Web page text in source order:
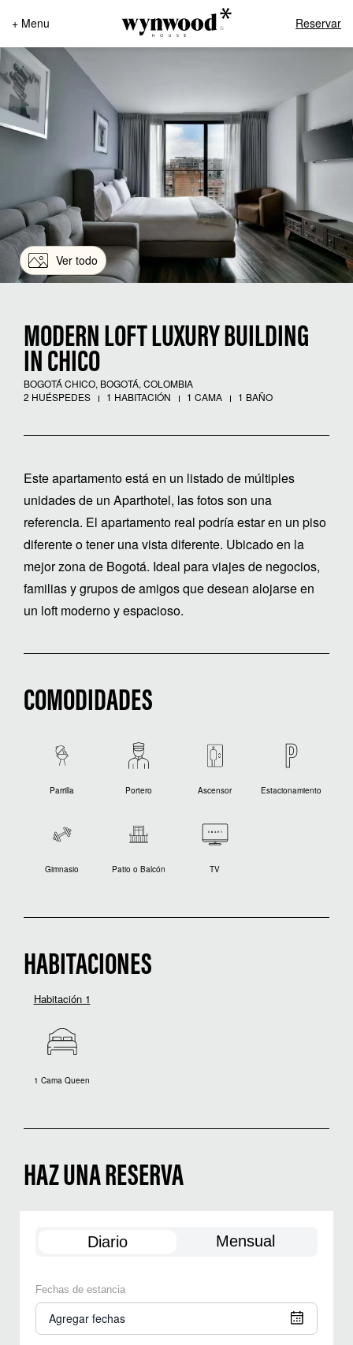
+ Menu Reservar
Ver todo
MODERN LOFT LUXURY BUILDING
IN CHICO
BOGOTÁ CHICO, BOGOTÁ, COLOMBIA
2 HUÉSPEDES
1 HABITACIÓN 1 CAMA 1 BAÑO
Este apartamento está en un listado de múltiples
unidades de un Aparthotel, las fotos son una
referencia. El apartamento real podría estar en un piso
diferente o tener una vista diferente. Ubicado en la
mejor zona de Bogotá. Ideal para viajes de negocios,
familias y grupos de amigos que desean alojarse en
un loft moderno y espacioso.
COMODIDADES
Parrilla Portero Ascensor Estacionamiento
Gimnasio Patio o Balcón TV
HABITACIONES
Habitación 1
1 Cama Queen
HAZ UNA RESERVA
Diario Mensual
Fechas de estancia
Agregar fechas